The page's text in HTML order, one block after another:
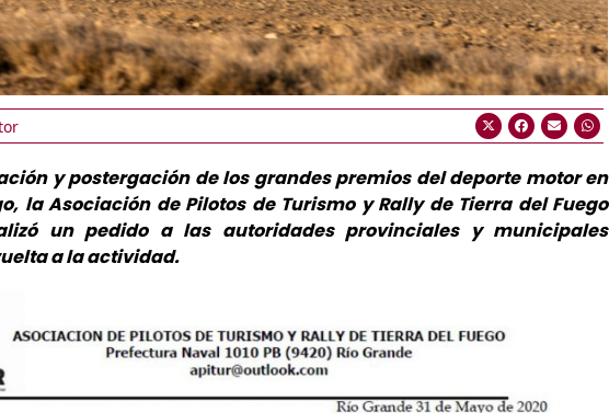
y postergación de los grandes premios del deporte motor en
la Asociación de Pilotos de Turismo y Rally de Tierra del Fuego
un pedido a las autoridades provinciales y municipales
a la actividad.